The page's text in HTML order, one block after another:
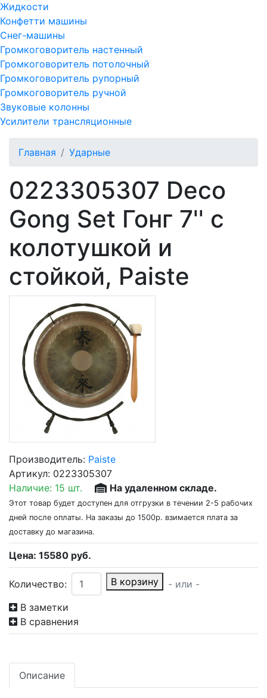
Жидкости
Конфетти машины
Снег-машины
Громкоговоритель настенный
Громкоговоритель потолочный
Громкоговоритель рупорный
Громкоговоритель ручной
Звуковые колонны
Усилители трансляционные
Главная Ударные
0223305307 Deco
Gong Set Гонг 7'' с
колотушкой и
стойкой, Paiste
Производитель: Paiste
Артикул: 0223305307
Наличие: 15 шт. На удаленном складе.
Этот товар будет доступен для отгрузки в течении 2-5 рабочих
дней после оплаты. На заказы до 1500р. взимается плата за
доставку до магазина.
Цена: 15580 руб.
Количество: В корзину
- или -
В заметки
В сравнения
Описание